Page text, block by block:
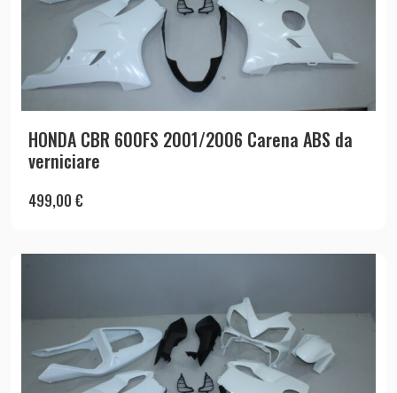
HONDA CBR 600FS 2001/2006 Carena ABS da
verniciare
499,00 €